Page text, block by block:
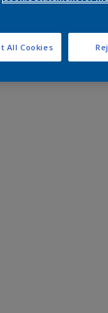
All Cookies